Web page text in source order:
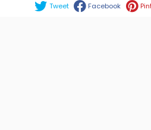
Tweet Facebook